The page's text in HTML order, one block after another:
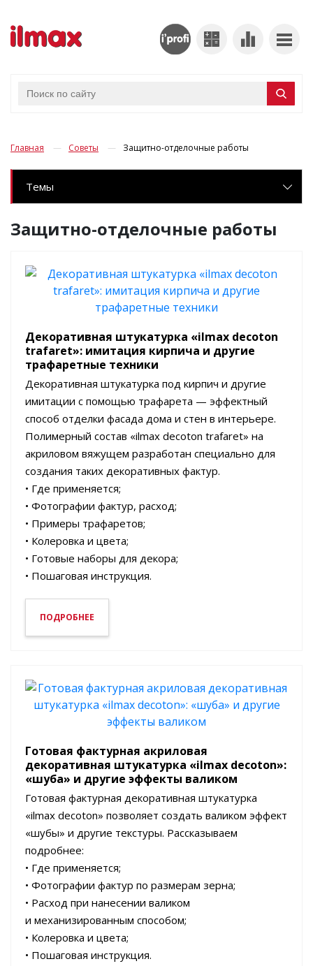
Главная Советы Защитно-отделочные работы
Темы
Защитно-отделочные работы
Декоративная штукатурка «ilmax decoton
trafaret»: имитация кирпича и другие
трафаретные техники
Декоративная штукатурка под кирпич и другие
имитации с помощью трафарета — эффектный
способ отделки фасада дома и стен в интерьере.
Полимерный состав «ilmax decoton trafaret» на
акриловом вяжущем разработан специально для
создания таких декоративных фактур.
• Где применяется;
• Фотографии фактур, расход;
• Примеры трафаретов;
• Колеровка и цвета;
• Готовые наборы для декора;
• Пошаговая инструкция.
ПОДРОБНЕЕ
Готовая фактурная акриловая
декоративная штукатурка «ilmax decoton»:
«шуба» и другие эффекты валиком
Готовая фактурная декоративная штукатурка
«ilmax decoton» позволяет создать валиком эффект
«шубы» и другие текстуры. Рассказываем
подробнее:
• Где применяется;
• Фотографии фактур по размерам зерна;
• Расход при нанесении валиком
и механизированным способом;
• Колеровка и цвета;
• Пошаговая инструкция.